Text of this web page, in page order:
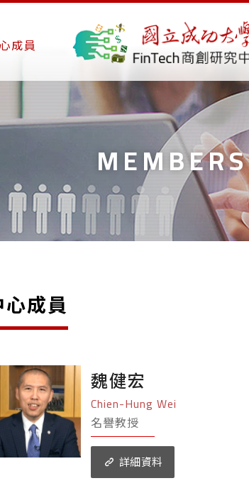
成員
MEMBERS
心成員
魏健宏
Chien-Hung Wei
名譽教授
詳細資料